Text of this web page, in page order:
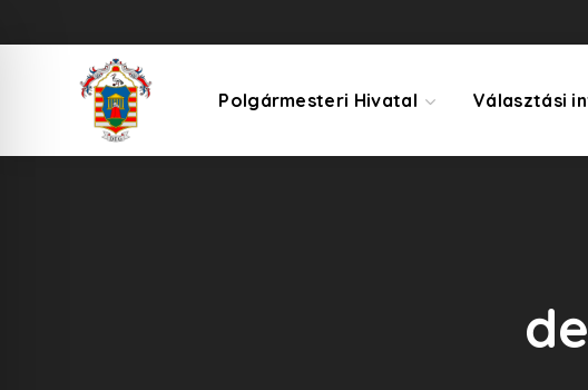
Polgármesteri Hivatal Választási